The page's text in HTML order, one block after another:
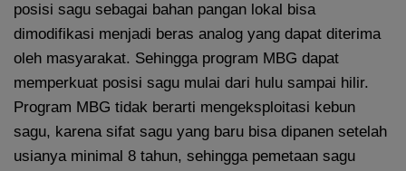
posisi sagu sebagai bahan pangan lokal bisa
dimodifikasi menjadi beras analog yang dapat diterima
oleh masyarakat. Sehingga program MBG dapat
memperkuat posisi sagu mulai dari hulu sampai hilir.
Program MBG tidak berarti mengeksploitasi kebun
sagu, karena sifat sagu yang baru bisa dipanen setelah
usianya minimal 8 tahun, sehingga pemetaan sagu